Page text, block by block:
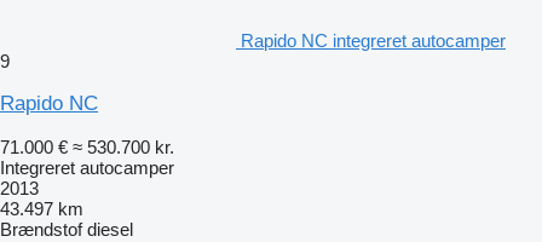
Rapido NC integreret autocamper
9
Rapido NC
71.000 € ≈ 530.700 kr.
Integreret autocamper
2013
43.497 km
Brændstof diesel